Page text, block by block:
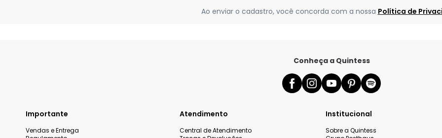
Ao enviar o cadastro, você concorda com a nossa Política de
Conheça a Quintess
Importante
Vendas e Entrega
Atendimento
Central de Atendimento
Institucional
Sobre a Quintess